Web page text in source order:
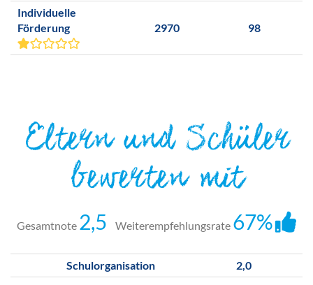
Individuelle
Förderung
2970 98
Eltern und Schüler
bewerten mit
Gesamtnote 2,5 Weiterempfehlungsrate 67%
Schulorganisation
2,0